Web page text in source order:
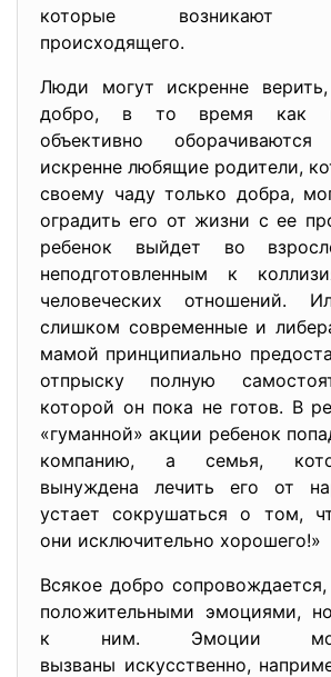
которые возникают
происходящего.
Люди могут искренне
добро, в то время как
объективно
искренне любящие родители,
своему чаду только добра,
оградить его от жизни с ее
ребенок выйдет во
неподготовленным к
человеческих отношений.
слишком современные и
мамой принципиально
отпрыску полную
которой он пока не готов. В
«гуманной» акции ребенок
компанию, а семья,
вынуждена лечить его от
устает сокрушаться о том,
они исключительно хорошего!»
Всякое добро
положительными эмоциями,
к ним. Эмоции
вызваны искусственно,